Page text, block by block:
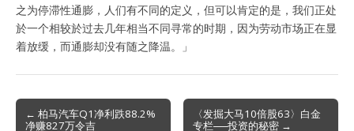
之为停滞性通膨，人们有不同的定义，但可以肯定的是，我们正处
於一个相较於过去几年相当不同寻常的时期，因为劳动市场正在显
着放缓，而通膨却没有随之降温。」
Post
← 柏马汽车Q1净利跌88.2%
净赚827万令吉
〈发掘大马10倍股63〉白金
专栏──投资的秘密 →